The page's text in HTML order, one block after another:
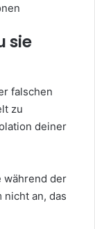
sie
falschen
zu
deiner
während der
nicht an, das